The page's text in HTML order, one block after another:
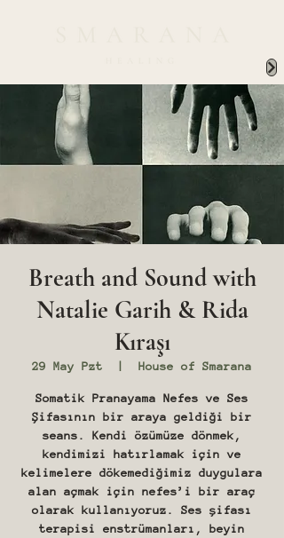
Breath and Sound with
Natalie Garih & Rida
Kıraşı
29 May Pzt House of Smarana
Somatik Pranayama Nefes ve Ses
Şifasının bir araya geldiği bir
seans. Kendi özümüze dönmek,
kendimizi hatırlamak için ve
kelimelere dökemediğimiz duygulara
alan açmak için nefes’i bir araç
olarak kullanıyoruz. Ses şifası
terapisi enstrümanları, beyin